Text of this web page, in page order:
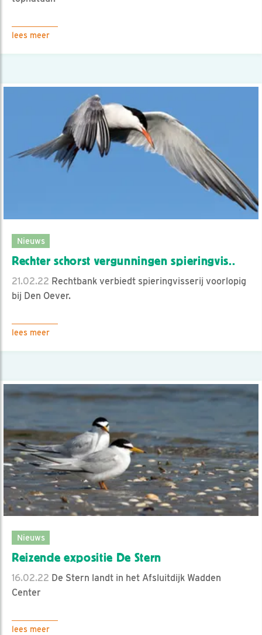
lees meer
Nieuws
Rechter schorst vergunningen spieringvis..
21.02.22 Rechtbank verbiedt spieringvisserij voorlopig
bij Den Oever.
lees meer
Nieuws
Reizende expositie De Stern
16.02.22 De Stern landt in het Afsluitdijk Wadden
Center
lees meer